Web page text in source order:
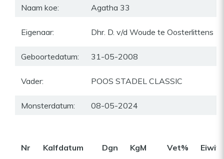
Naam koe: Agatha 33
Eigenaar: Dhr. D. v/d Woude te Oosterlittens
Geboortedatum: 31-05-2008
Vader: POOS STADEL CLASSIC
Monsterdatum: 08-05-2024
Nr Kalfdatum Dgn KgM Vet%